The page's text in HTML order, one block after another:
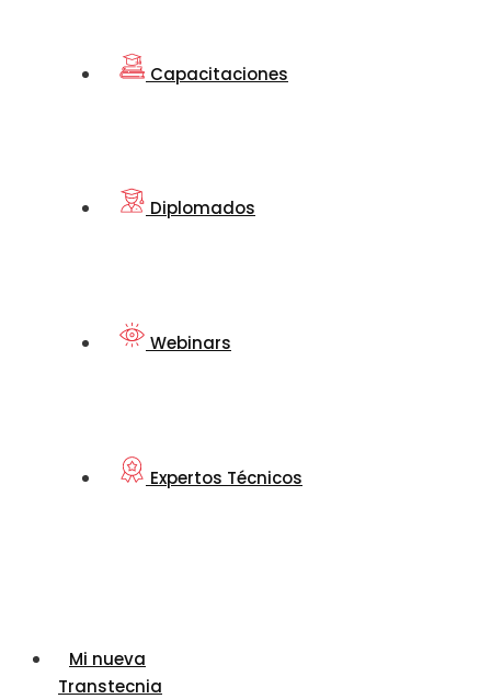
Capacitaciones
Diplomados
Webinars
Expertos Técnicos
Mi nueva
Transtecnia